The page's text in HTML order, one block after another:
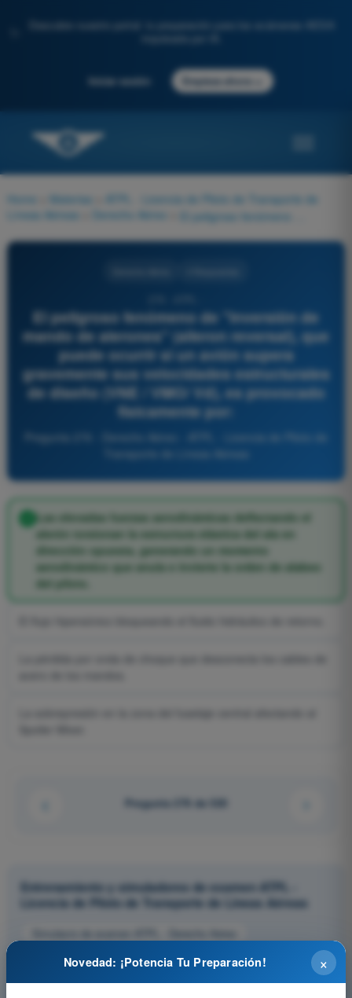
Descubre nuestro portal: tu preparación para los exámenes AESA
Iniciar sesión Empieza ahora
Home Materias
ATPL - Licencia de Piloto de Transporte de
Líneas Aéreas
Derecho Aéreo
El peligroso fenómeno de "inversión de
mando de alerones" (aileron reversal), que
puede ocurrir si un avión supera
gravemente sus velocidades estructurales
de diseño (VNE / VMO/ Vd), es provocado
físicamente por:
Pregunta 276 - Derecho Aéreo - ATPL - Licencia de Piloto de
Las elevadas fuerzas aerodinámicas deflectando el
alerón torsionan la estructura elástica del ala en
dirección opuesta, generando un momento
aerodinámico que anula e invierte la orden de alabeo
del piloto.
Pregunta 276 de 520
Entrenamiento y simuladores de examen ATPL -
Licencia de Piloto de Transporte de Líneas Aéreas
Simulacro de examen ATPL - Derecho Aéreo
Test de Entrenamiento ATPL - Derecho Aéreo
×
Novedad: ¡Potencia Tu Preparación!